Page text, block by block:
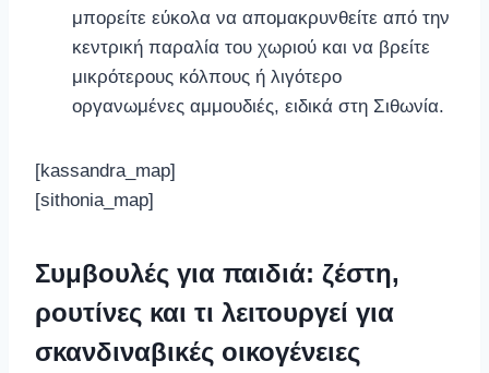
μπορείτε εύκολα να απομακρυνθείτε από την
κεντρική παραλία του χωριού και να βρείτε
μικρότερους κόλπους ή λιγότερο
οργανωμένες αμμουδιές, ειδικά στη Σιθωνία.
[kassandra_map]
[sithonia_map]
Συμβουλές για παιδιά: ζέστη,
ρουτίνες και τι λειτουργεί για
σκανδιναβικές οικογένειες